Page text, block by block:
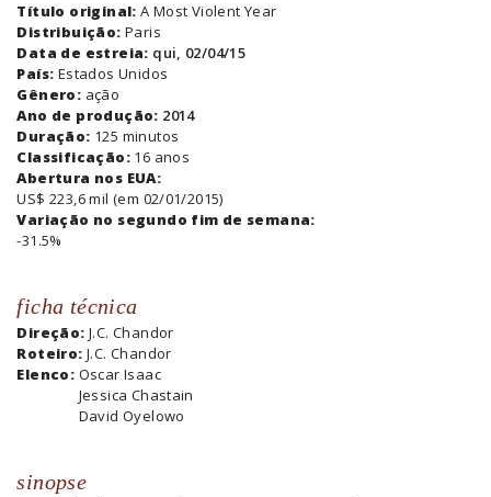
Título original:A Most Violent Year
Distribuição: Paris
Data de estreia: qui, 02/04/15
País: Estados Unidos
Gênero: ação
Ano de produção: 2014
Duração: 125 minutos
Classificação: 16 anos
Abertura nos EUA:
US$ 223,6 mil (em 02/01/2015)
Variação no segundo fim de semana:
-31.5%
ficha técnica
Direção: J.C. Chandor
Roteiro: J.C. Chandor
Elenco: Oscar Isaac
Jessica Chastain
David Oyelowo
sinopse